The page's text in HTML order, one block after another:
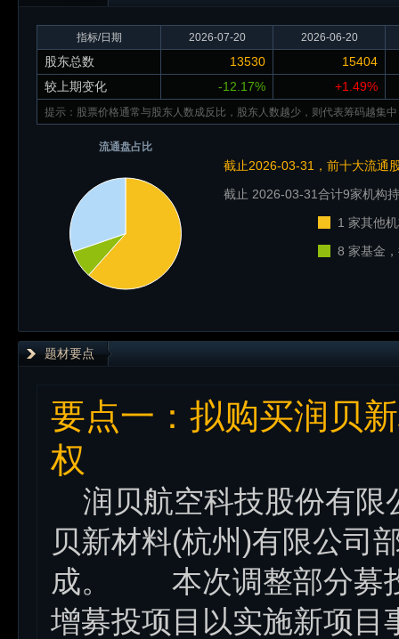
指标/日期 2026-07-20 2026-06-20
股东总数 13530
15404
较上期变化
-12.17% +1.49%
提示：股票价格通常与股东人数成反比，股东人数越少，则代表筹码越集
流通盘占比
截止2026-03-31，前十大流通
截止 2026-03-31合计9家机构
1 家其他
8 家基金
题材要点
要点一：拟购买润贝
权
润贝航空科技股份有限
贝新材料(杭州)有限公司
成。 本次调整部分募
增募投项目以实施新项目